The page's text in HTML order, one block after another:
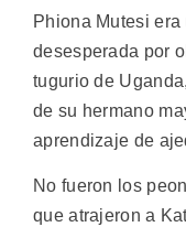
Phiona Mutesi
desesperada por
tugurio de
de su hermano
aprendizaje de
No fueron los
que atrajeron a